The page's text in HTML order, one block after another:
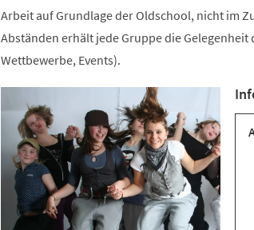
Arbeit auf Grundlage der Oldschool, nicht im
Abständen erhält jede Gruppe die
Wettbewerbe, Events).